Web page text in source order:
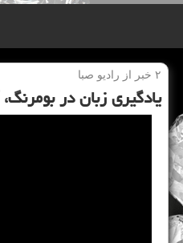
۲ خبر از رادیو صبا
یادگیری زبان در